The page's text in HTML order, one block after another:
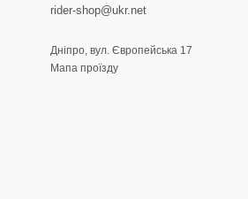
rider-shop@ukr.net
Дніпро, вул. Європейська 17
Мапа проїзду